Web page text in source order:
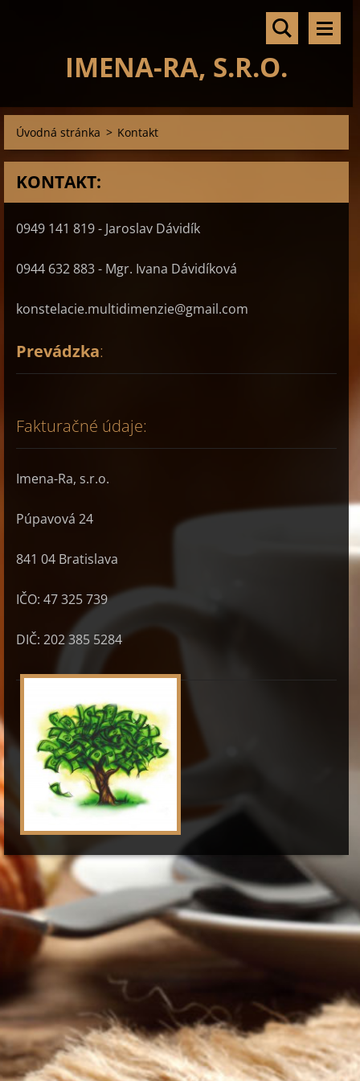
IMENA-RA, S.R.O.
Úvodná stránka > Kontakt
KONTAKT:
0949 141 819 - Jaroslav Dávidík
0944 632 883 - Mgr. Ivana Dávidíková
konstelacie.multidimenzie@gmail.com
Prevádzka:
Fakturačné údaje:
Imena-Ra, s.r.o.
Púpavová 24
841 04 Bratislava
IČO: 47 325 739
DIČ: 202 385 5284